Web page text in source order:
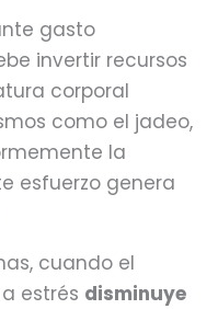
gasto
invertir recursos
corporal
como el jadeo,
la
esfuerzo genera
cuando el
estrés disminuye